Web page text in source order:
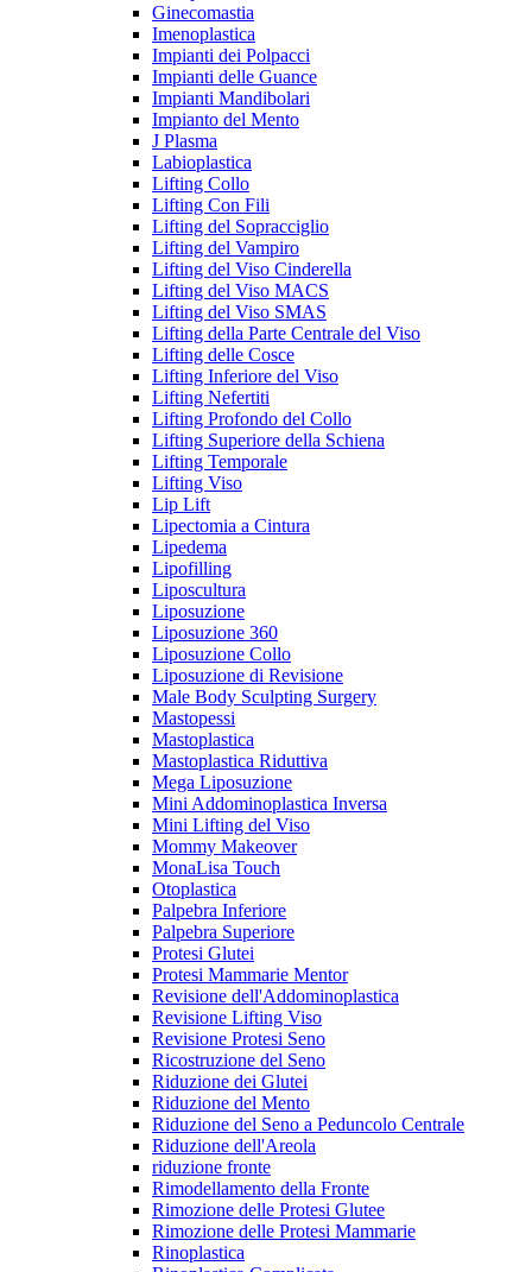
Ginecomastia
Imenoplastica
Impianti dei Polpacci
Impianti delle Guance
Impianti Mandibolari
Impianto del Mento
J Plasma
Labioplastica
Lifting Collo
Lifting Con Fili
Lifting del Sopracciglio
Lifting del Vampiro
Lifting del Viso Cinderella
Lifting del Viso MACS
Lifting del Viso SMAS
Lifting della Parte Centrale del Viso
Lifting delle Cosce
Lifting Inferiore del Viso
Lifting Nefertiti
Lifting Profondo del Collo
Lifting Superiore della Schiena
Lifting Temporale
Lifting Viso
Lip Lift
Lipectomia a Cintura
Lipedema
Lipofilling
Liposcultura
Liposuzione
Liposuzione 360
Liposuzione Collo
Liposuzione di Revisione
Male Body Sculpting Surgery
Mastopessi
Mastoplastica
Mastoplastica Riduttiva
Mega Liposuzione
Mini Addominoplastica Inversa
Mini Lifting del Viso
Mommy Makeover
MonaLisa Touch
Otoplastica
Palpebra Inferiore
Palpebra Superiore
Protesi Glutei
Protesi Mammarie Mentor
Revisione dell'Addominoplastica
Revisione Lifting Viso
Revisione Protesi Seno
Ricostruzione del Seno
Riduzione dei Glutei
Riduzione del Mento
Riduzione del Seno a Peduncolo Centrale
Riduzione dell'Areola
riduzione fronte
Rimodellamento della Fronte
Rimozione delle Protesi Glutee
Rimozione delle Protesi Mammarie
Rinoplastica